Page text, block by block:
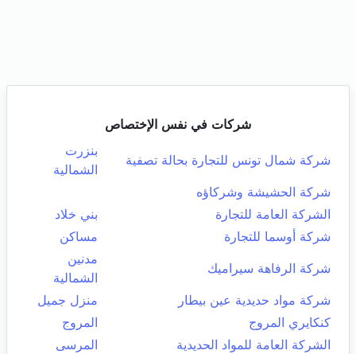
شركات في نفس الإختصاص
شركة شمال تونس للتجارة بحالة تصفية
بنزرت
الشمالية
شركة الحشيشة وشركاؤه
الشركة العامة للتجارة
بني خلاد
شركة أوسما للتجارة
مساكن
شركة الرفاهة سيراميك
مدنين
الشمالية
شركة مواد حديدية عين بيطار
منزل جميل
كنكايري المروج
المروج
الشركة العامة للمواد الحديدية
المرسى